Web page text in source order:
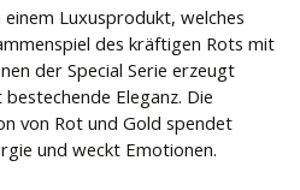
Luxusprodukt, welches
des kräftigen Rots mit
der Special Serie erzeugt
Eleganz. Die
von Rot und Gold spendet
und weckt Emotionen.